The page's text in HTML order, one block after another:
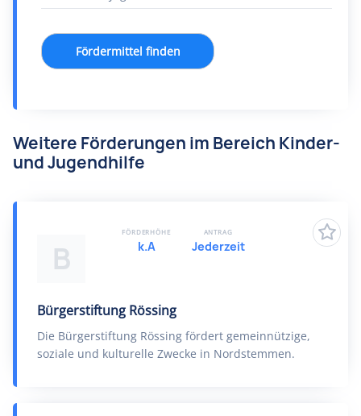
Fördermittel finden
Weitere Förderungen im Bereich Kinder-
und Jugendhilfe
B
Bürgerstiftung Rössing
Die Bürgerstiftung Rössing fördert gemeinnützige,
soziale und kulturelle Zwecke in Nordstemmen.
FÖRDERHÖHE
k.A
ANTRAG
Jederzeit